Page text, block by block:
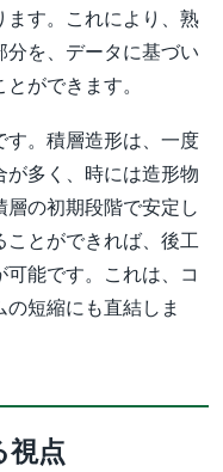
す。これにより、熟
を、データに基づい
ができます。
。積層造形は、一度
多く、時には造形物
の初期段階で安定し
とができれば、後工
能です。これは、コ
短縮にも直結しま
視点